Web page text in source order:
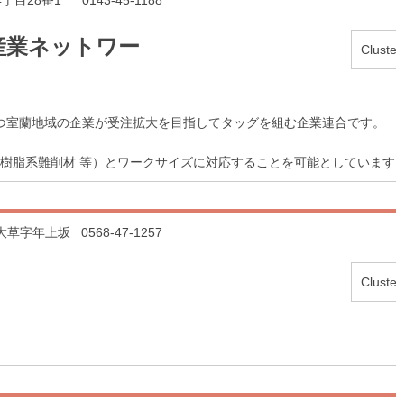
業ネットワー
蘭地域の企業が受注拡大を目指してタッグを組む企業連合です。
脂系難削材 等）とワークサイズに対応することを可能としています
草字年上坂
0568-47-1257